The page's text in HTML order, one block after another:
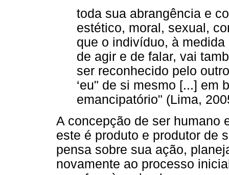
toda sua abrangência e
estético, moral, sexual,
que o indivíduo, à
de agir e de falar, vai
ser reconhecido pelo
‘eu" de si mesmo [...] em
emancipatório" (Lima,
A concepção de ser humano
este é produto e produtor de
pensa sobre sua ação,
novamente ao processo